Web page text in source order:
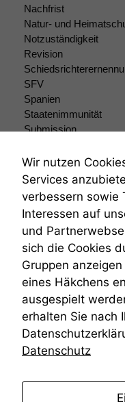
Nachfrist
Natur- und
Notzuständigkeit
Revision
SFV
Spanien
Staatenimmunität
Submission
Teilungsklage
Venezuela
VRK
Zivilprozessordnung
ZPO
Zustellfiktion
Zuständigkeit
Öffentliches
Öffentlichkeitsprinzip
Wir nutzen
Services
verbessern sowie
Interessen auf
und
sich die Cookies
Gruppen
eines Häkchens
ausgespielt
erhalten Sie nach
Datenschutz